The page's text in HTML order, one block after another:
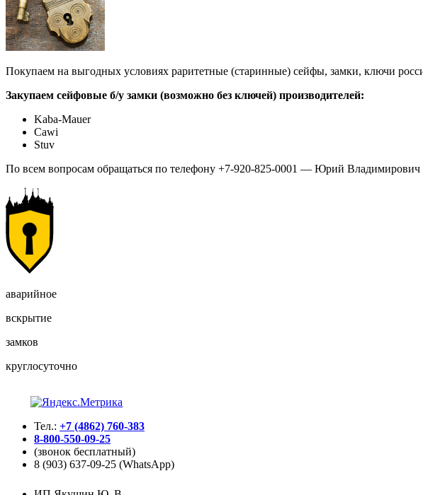
Покупаем на выгодных условиях раритетные (старинные) сейфы, замки, ключи
Закупаем сейфовые б/у замки (возможно без ключей) производителей:
Kaba-Mauer
Cawi
Stuv
По всем вопросам обращаться по телефону +7-920-825-0001 — Юрий Владимирович
аварийное
вскрытие
замков
круглосуточно
Тел.: +7 (4862) 760-383
8-800-550-09-25
(звонок бесплатный)
8 (903) 637-09-25 (WhatsApp)